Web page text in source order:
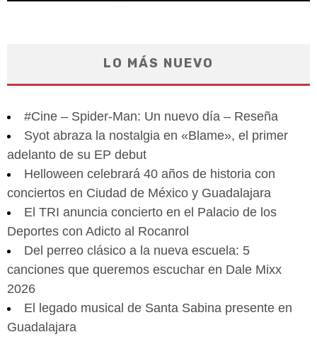
LO MÁS NUEVO
#Cine – Spider-Man: Un nuevo día – Reseña
Syot abraza la nostalgia en «Blame», el primer
adelanto de su EP debut
Helloween celebrará 40 años de historia con
conciertos en Ciudad de México y Guadalajara
El TRI anuncia concierto en el Palacio de los
Deportes con Adicto al Rocanrol
Del perreo clásico a la nueva escuela: 5
canciones que queremos escuchar en Dale Mixx
2026
El legado musical de Santa Sabina presente en
Guadalajara